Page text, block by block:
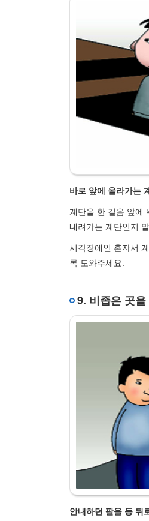
바로 앞에 올라가는
계단을 한 걸음 앞에
내려가는 계단인지
시각장애인 혼자서
록 도와주세요.
9. 비좁은 곳
안내하던 팔을 등 뒤